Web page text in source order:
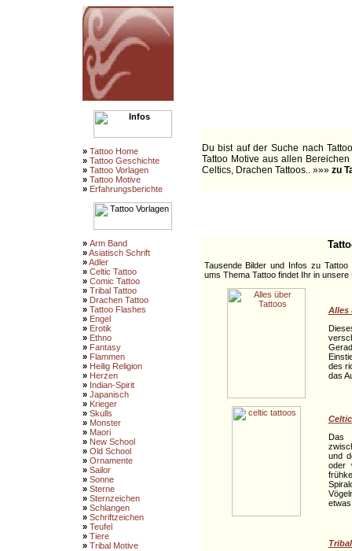
» Tattoo Home
» Tattoo Geschichte
» Tattoo Vorlagen
» Tattoo Motive
» Erfahrungsberichte
» Arm Band
» Asiatisch Schrift
» Adler
» Celtic Tattoo
» Comic Tattoo
» Tribal Tattoo
» Drachen Tattoo
» Tattoo Flashes
» Engel
» Erotik
» Ethno
» Fantasy
» Flammen
» Heilig Religion
» Herzen
» Indian-Spirit
» Japanisch
» Krieger
» Skulls
» Monster
» Maori
» New School
» Old School
» Ornamente
» Sailor
» Sonne
» Sterne
» Sternzeichen
» Schlangen
» Schriftzeichen
» Teufel
» Tiere
» Tribal Motive
Du bist auf der Suche nach
Tattoo Motive aus allen
Celtics, Drachen Tattoos.. »»» zu
Tausende Bilder und Infos zu
ums Thema Tattoo findet Ihr in unsere
Alles
des
das
Das
und
oder